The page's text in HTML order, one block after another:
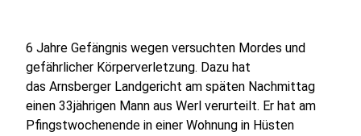
6 Jahre Gefängnis wegen versuchten Mordes und
gefährlicher Körperverletzung. Dazu hat
das Arnsberger Landgericht am späten Nachmittag
einen 33jährigen Mann aus Werl verurteilt. Er hat am
Pfingstwochenende in einer Wohnung in Hüsten